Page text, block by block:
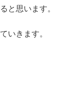
と思います。
いきます。